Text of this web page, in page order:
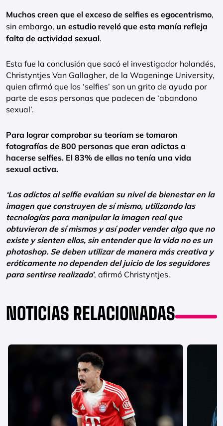
Muchos creen que el exceso de selfies es egocentrismo,
sin embargo, un estudio reveló que esta manía refleja
falta de actividad sexual.
Esta fue la conclusión que sacó el investigador holandés,
Christyntjes Van Gallagher, de la Wageninge University,
quien afirmó que los ‘selfies’ son un grito de ayuda por
parte de esas personas que padecen de ‘abandono
sexual’.
Para lograr comprobar su teoríam se tomaron
fotografías de 800 personas que eran adictas a
hacerse selfies. El 83% de ellas no tenía una vida
sexual activa.
‘Los adictos al selfie evalúan su nivel de bienestar en la
imagen que construyen de sí mismo, utilizando las
tecnologías para manipular la imagen real que
obtuvieron de sí mismos y así poder vender algo que no
existe y sienten ellos, sin entender que la vida no es un
photoshop. Se deben utilizar de manera más creativa y
eróticamente no dependen del juicio de los seguidores
para sentirse realizado’, afirmó Christyntjes.
NOTICIAS RELACIONADAS